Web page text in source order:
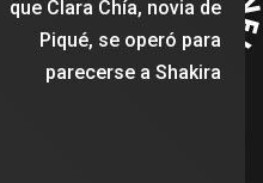
que Clara Chía, novia de
Piqué, se operó para
parecerse a Shakira